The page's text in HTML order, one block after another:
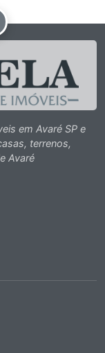
em Avaré SP e
terrenos,
Avaré